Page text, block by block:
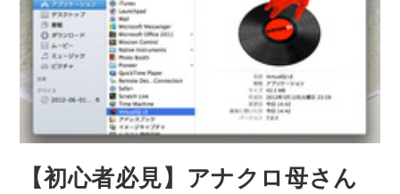
【初心者必見】アナクロ母さん